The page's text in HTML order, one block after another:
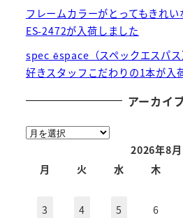
フレームカラーがとってもきれ
ES-2472が入荷しました
spec ēspace（スペックエスパ
好きスタッフこだわりの1本が入
アーカイ
ア
2026年8月
月
火 水 木
3
4 5 6